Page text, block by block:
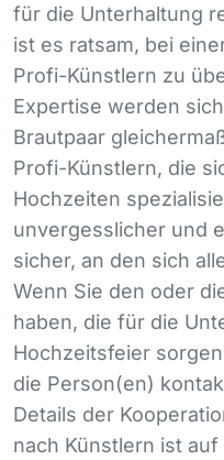
für die Unterhaltung
ist es ratsam, bei
Profi-Künstlern zu
Expertise werden
Brautpaar
Profi-Künstlern, die
Hochzeiten
unvergesslicher und
sicher, an den sich
Wenn Sie den oder
haben, die für die
Hochzeitsfeier
die Person(en)
Details der
nach Künstlern ist